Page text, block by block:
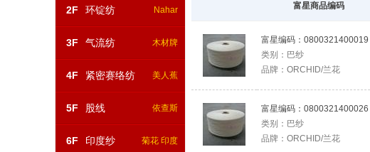
2F 环锭纺 Nahar
3F 气流纺 木材牌
4F 紧密赛络纺 美人蕉
5F 股线 依查斯
6F 印度纱 菊花 印度
富星商品编码
富星编码： 0800321400019
类别： 巴纱
品牌： ORCHID/兰花
富星编码： 0800321400026
类别： 巴纱
品牌： ORCHID/兰花